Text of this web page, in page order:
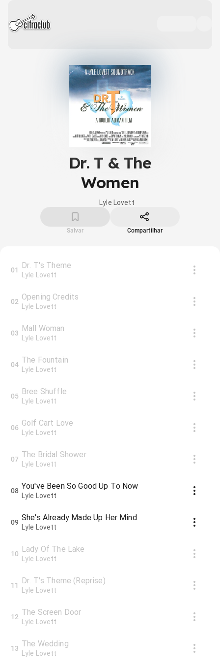
Dr. T & The
Women
Lyle Lovett
Salvar Compartilhar
01 Dr. T's Theme
Lyle Lovett
02 Opening Credits
Lyle Lovett
03 Mall Woman
Lyle Lovett
04 The Fountain
Lyle Lovett
05 Bree Shuffle
Lyle Lovett
06 Golf Cart Love
Lyle Lovett
07 The Bridal Shower
Lyle Lovett
08 You've Been So Good Up To Now
Lyle Lovett
09 She's Already Made Up Her Mind
Lyle Lovett
10 Lady Of The Lake
Lyle Lovett
11 Dr. T's Theme (Reprise)
Lyle Lovett
12 The Screen Door
Lyle Lovett
13 The Wedding
Lyle Lovett